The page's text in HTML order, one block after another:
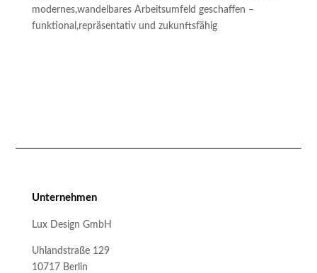
modernes,wandelbares Arbeitsumfeld geschaffen –
funktional,repräsentativ und zukunftsfähig
Unternehmen
Lux Design GmbH
Uhlandstraße 129
10717 Berlin